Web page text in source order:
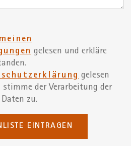
gelesen und erkläre
gelesen
der Verarbeitung der
zu.
EINTRAGEN